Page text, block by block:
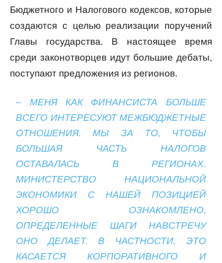
Бюджетного и Налогового кодексов, которые
создаются с целью реализации поручений
Главы государства. В настоящее время
среди законотворцев идут большие дебаты,
поступают предложения из регионов.
– МЕНЯ КАК ФИНАНСИСТА БОЛЬШЕ
ВСЕГО ИНТЕРЕСУЮТ МЕЖБЮДЖЕТНЫЕ
ОТНОШЕНИЯ. МЫ ЗА ТО, ЧТОБЫ
БОЛЬШАЯ ЧАСТЬ НАЛОГОВ
ОСТАВАЛАСЬ В РЕГИОНАХ.
МИНИСТЕРСТВО НАЦИОНАЛЬНОЙ
ЭКОНОМИКИ С НАШЕЙ ПОЗИЦИЕЙ
ХОРОШО ОЗНАКОМЛЕНО,
ОПРЕДЕЛЕННЫЕ ШАГИ НАВСТРЕЧУ
ОНО ДЕЛАЕТ. В ЧАСТНОСТИ, ЭТО
КАСАЕТСЯ КОРПОРАТИВНОГО И